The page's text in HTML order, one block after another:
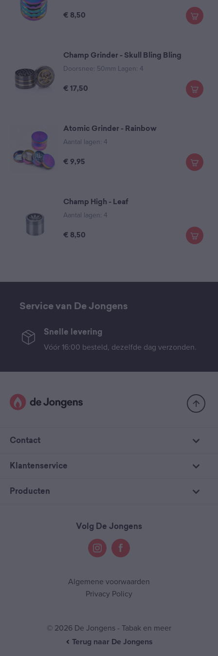
€ 8,50
Champ Grinder - Skull Bling Bling
Doorsnee: 50mm Lagen: 4
€ 17,50
Atomic Grinder - Rainbow
Aantal lagen: 4
€ 9,95
Champ High - Leaf
Aantal lagen: 4
€ 8,50
Service van De Jongens
Snelle levering
Vóór 16:00 besteld, dezelfde dag verzonden.
Contact
Klantenservice
Producten
Volg De Jongens
Algemene voorwaarden
Privacy Policy
© 2026 De Jongens - Tabak en meer
Terug naar De Jongens